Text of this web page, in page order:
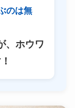
のは無
、ホウワ